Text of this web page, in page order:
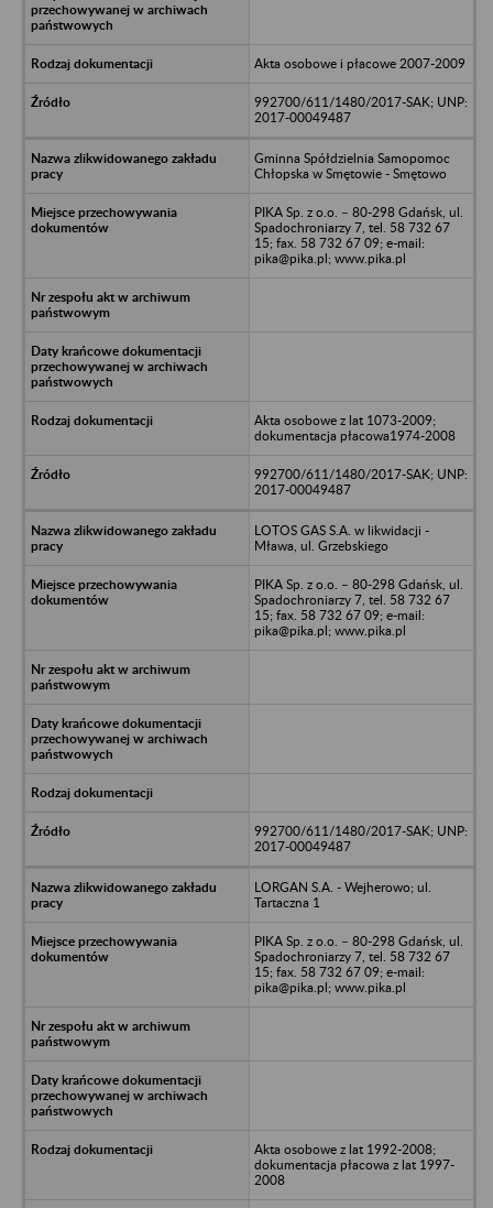
Akta osobowe i płacowe 2007-2009
992700/611/1480/2017-SAK; UNP:
2017-00049487
Gminna Spółdzielnia Samopomoc
Chłopska w Smętowie - Smętowo
PIKA Sp. z o.o. – 80-298 Gdańsk, ul.
Spadochroniarzy 7, tel. 58 732 67
15; fax. 58 732 67 09; e-mail:
pika@pika.pl; www.pika.pl
Akta osobowe z lat 1073-2009;
dokumentacja płacowa1974-2008
992700/611/1480/2017-SAK; UNP:
2017-00049487
LOTOS GAS S.A. w likwidacji -
Mława, ul. Grzebskiego
PIKA Sp. z o.o. – 80-298 Gdańsk, ul.
Spadochroniarzy 7, tel. 58 732 67
15; fax. 58 732 67 09; e-mail:
pika@pika.pl; www.pika.pl
992700/611/1480/2017-SAK; UNP:
2017-00049487
LORGAN S.A. - Wejherowo; ul.
Tartaczna 1
PIKA Sp. z o.o. – 80-298 Gdańsk, ul.
Spadochroniarzy 7, tel. 58 732 67
15; fax. 58 732 67 09; e-mail:
pika@pika.pl; www.pika.pl
Akta osobowe z lat 1992-2008;
dokumentacja płacowa z lat 1997-
2008